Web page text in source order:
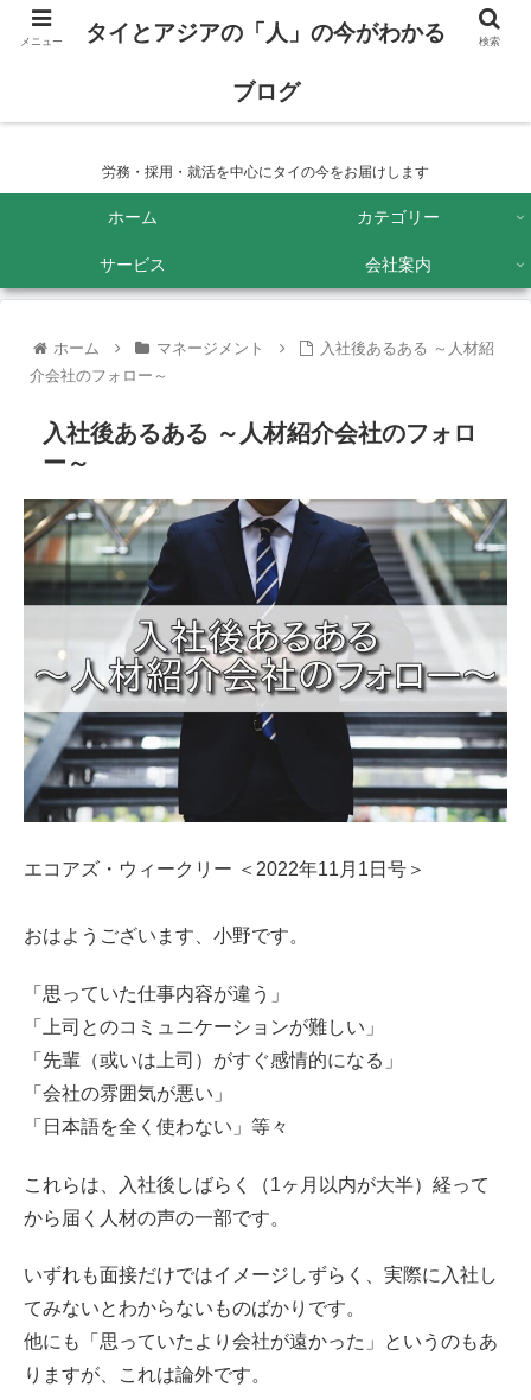
タイとアジアの「人」の今がわかるブログ
労務・採用・就活を中心にタイの今をお届けします
ホーム カテゴリー
サービス 会社案内
ホーム マネージメント
入社後あるある ～人材紹
介会社のフォロー～
入社後あるある ～人材紹介会社のフォロ
ー～
エコアズ・ウィークリー ＜2022年11月1日号＞
おはようございます、小野です。
「思っていた仕事内容が違う」
「上司とのコミュニケーションが難しい」
「先輩（或いは上司）がすぐ感情的になる」
「会社の雰囲気が悪い」
「日本語を全く使わない」等々
これらは、入社後しばらく（1ヶ月以内が大半）経って
から届く人材の声の一部です。
いずれも面接だけではイメージしずらく、実際に入社し
てみないとわからないものばかりです。
他にも「思っていたより会社が遠かった」というのもあ
りますが、これは論外です。
メニュー タイとアジアの「人」の今がわかる
ブログ
検索